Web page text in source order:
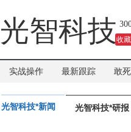
光智科技收
实战操作 最新跟踪 敢
光智科技*新闻 光智科技*研报